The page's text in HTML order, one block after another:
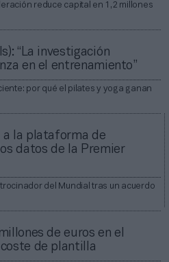
reduce capital en 1,2 millones
“La investigación
en el entrenamiento”
por qué el pilates y yoga ganan
a la plataforma de
datos de la Premier
del Mundial tras un acuerdo
de euros en el
de plantilla